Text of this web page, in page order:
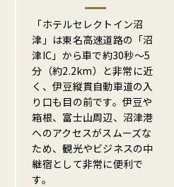
「ホテルセレクトイン沼
津」は東名高速道路の「沼
津IC」から車で約30秒〜5
分（約2.2km）と非常に近
く、伊豆縦貫自動車道の入
り口も目の前です。伊豆や
箱根、富士山周辺、沼津港
へのアクセスがスムーズな
ため、観光やビジネスの中
継宿として非常に便利で
す。